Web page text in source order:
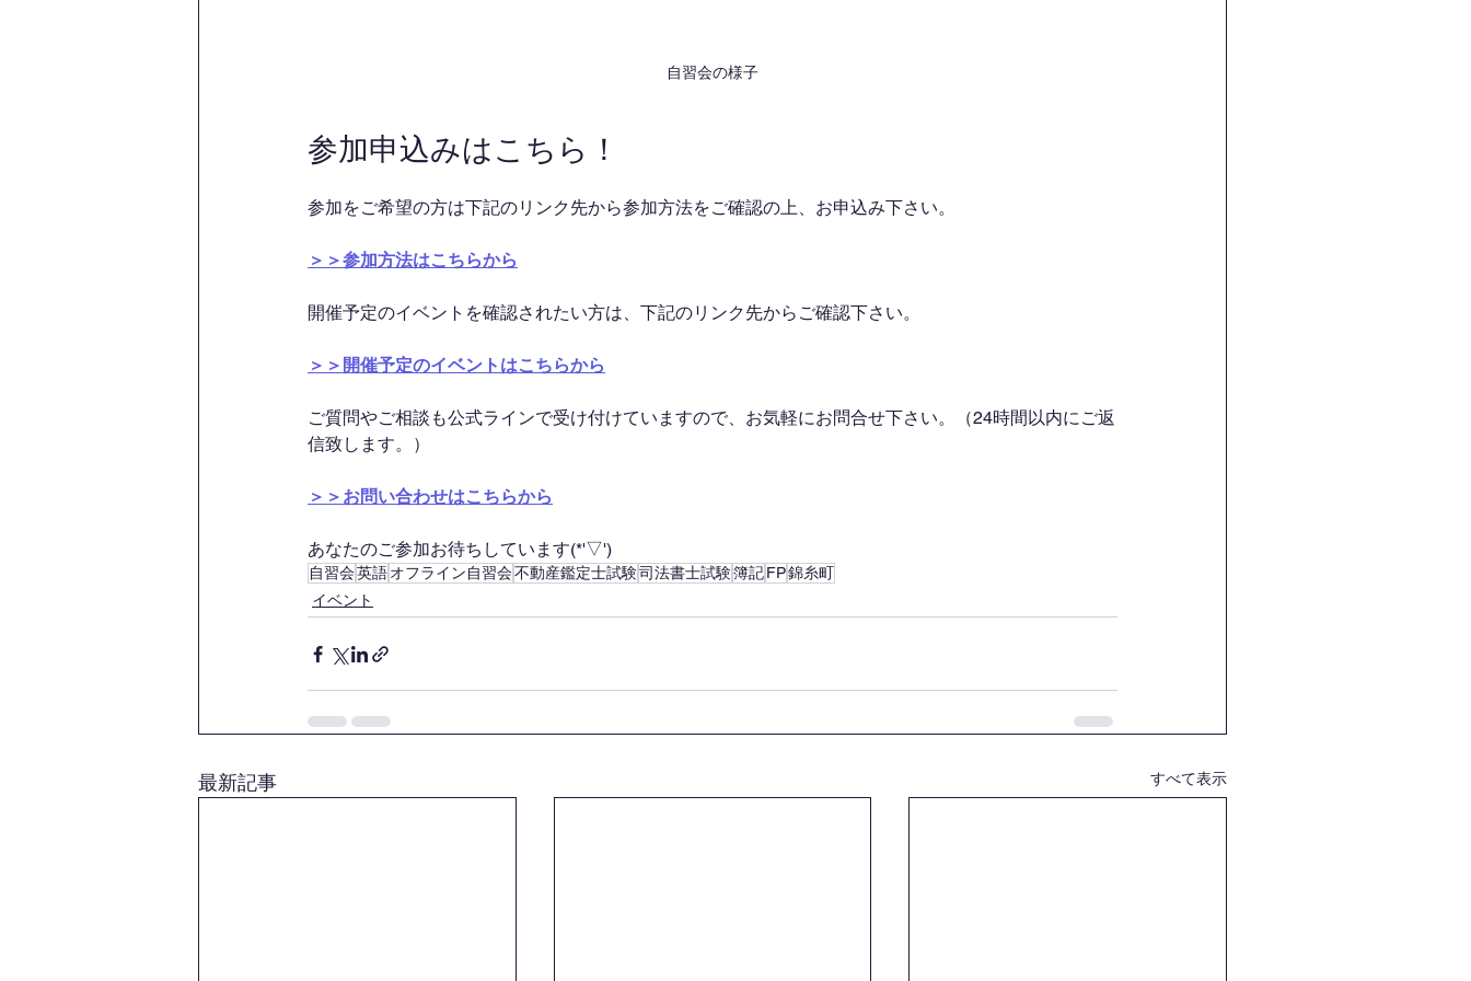
自習会の様子
参加申込みはこちら！
参加をご希望の方は下記のリンク先から参加方法をご確認の上、お申込み下さい。
＞＞参加方法はこちらから
開催予定のイベントを確認されたい方は、下記のリンク先からご確認下さい。
＞＞開催予定のイベントはこちらから
ご質問やご相談も公式ラインで受け付けていますので、お気軽にお問合せ下さい。（24時間以内にご返
信致します。）
＞＞お問い合わせはこちらから
あなたのご参加お待ちしています(*'▽')
自習会英語オフライン自習会不動産鑑定士試験司法書士試験簿記FP錦糸町
イベント
最新記事 すべて表示